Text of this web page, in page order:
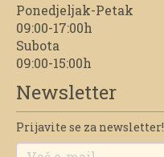
Ponedjeljak-Petak
09:00-17:00h
Subota
09:00-15:00h
Newsletter
Prijavite se za newsletter!